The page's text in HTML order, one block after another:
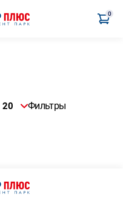
0
20 Фильтры